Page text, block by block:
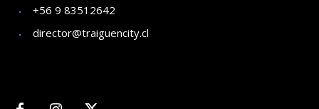
+56 9 83512642
director@traiguencity.cl